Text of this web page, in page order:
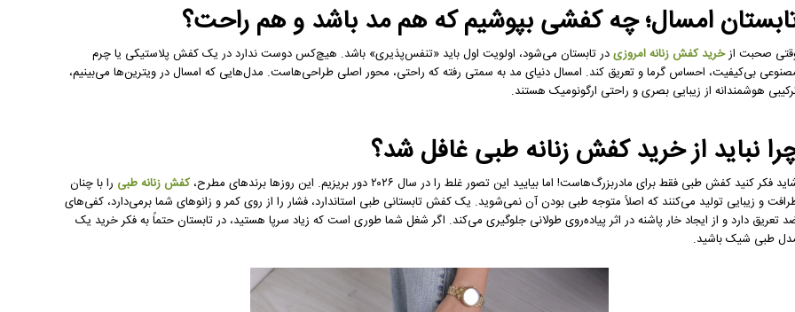
امسال؛ چه کفشی بپوشیم که هم مد باشد و هم راحت؟
صحبت ازخرید کفش زنانه امروزیدر تابستان می‌شود، اولویت اول باید «تنفس‌پذیری» باشد. هیچ‌کس دوست ندارد در یک کفش پلاستیکی یا چرم
بی‌کیفیت، احساس گرما و تعریق کند. امسال دنیای مد به سمتی رفته که راحتی، محور اصلی طراحی‌هاست. مدل‌هایی که امسال در ویترین‌ها می‌بینیم،
هوشمندانه از زیبایی بصری و راحتی ارگونومیک هستند.
نباید از خرید کفش زنانه طبی غافل شد؟
فکر کنید کفش طبی فقط برای مادربزرگ‌هاست! اما بیایید این تصور غلط را در سال ۲۰۲۶ دور بریزیم. این روزها برندهای مطرح، کفش زنانه طبی را با چنان
و زیبایی تولید می‌کنند که اصلاً متوجه طبی بودن آن نمی‌شوید. یک کفش تابستانی طبی استاندارد، فشار را از روی کمر و زانوهای شما برمی‌دارد، کفی‌های
تعریق دارد و از ایجاد خار پاشنه در اثر پیاده‌روی طولانی جلوگیری می‌کند. اگر شغل شما طوری است که زیاد سرپا هستید، در تابستان حتماً به فکر خرید یک
طبی شیک باشید.